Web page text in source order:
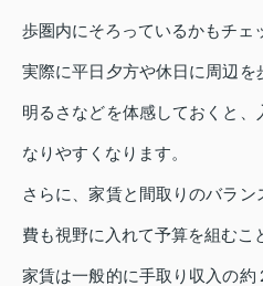
歩圏内にそろっているかもチェ
実際に平日夕方や休日に周辺
明るさなどを体感しておくと
なりやすくなります。
さらに、家賃と間取りのバラ
費も視野に入れて予算を組むこ
家賃は一般的に手取り収入の約